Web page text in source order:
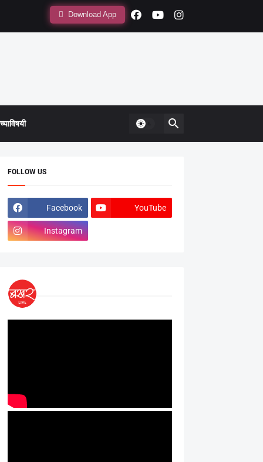
Download App
FOLLOW US
Facebook YouTube
Instagram